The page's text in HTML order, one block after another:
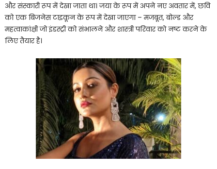
और संस्कारी रूप में देखा जाता था। जया के रूप में अपने नए अवतार में, छवि
को एक बिजनेस टाइकून के रूप में देखा जाएगा – मजबूत, बोल्ड और
महत्वाकांक्षी जो इंडस्ट्री को संभालने और शास्त्री परिवार को नष्ट करने के
लिए तैयार है।